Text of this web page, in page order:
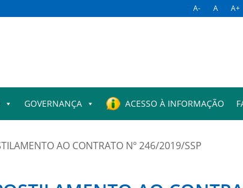
A- A A+
GOVERNANÇA ACESSO À INFORMAÇÃO
AO CONTRATO Nº 246/2019/SSP